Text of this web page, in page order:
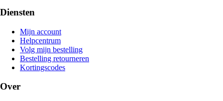
Diensten
Mijn account
Helpcentrum
Volg mijn bestelling
Bestelling retourneren
Kortingscodes
Over